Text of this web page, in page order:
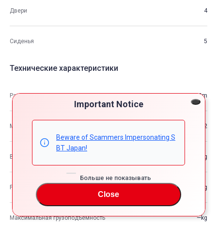
Important Notice
Beware of Scammers Impersonating S
BT Japan!
Больше не показывать
Close
Двери 4
Сиденья 5
Технические характеристики
Размеры 4.40m×1.70m×1.39m
М3 10.32
Вес автомобиля —kg
Разрешенная максимальная масса транспортного средства —kg
Максимальная грузоподъемность —kg